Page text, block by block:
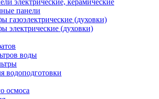
электрические, керамические
панели
газоэлектрические (духовки)
электрические (духовки)
воды
водоподготовки
осмоса